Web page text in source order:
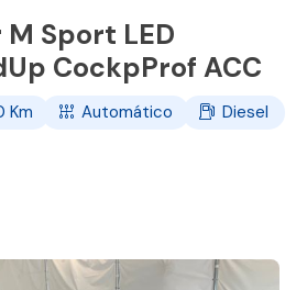
Sport LED
CockpProf ACC
Km Automático Diesel